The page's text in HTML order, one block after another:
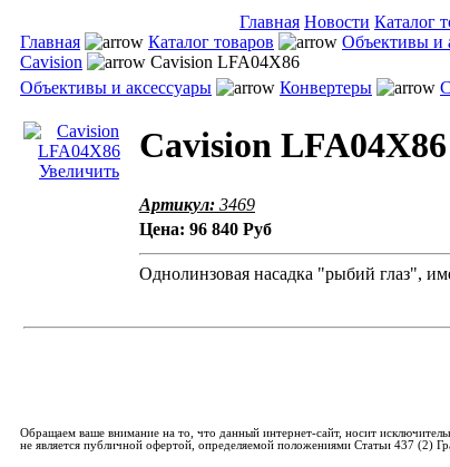
Главная Новости Каталог
Главная Каталог товаров Объективы и
Cavision
Cavision LFA04Х86
Объективы и аксессуары
Конвертеры
Увеличить
Cavision LFA04Х86
Артикул: 3469
Цена: 96 840 Руб
Однолинзовая насадка "рыбий глаз",
Обращаем ваше внимание на то, что данный интернет-сайт, носит
не является публичной офертой, определяемой положениями Статьи 437 (2)